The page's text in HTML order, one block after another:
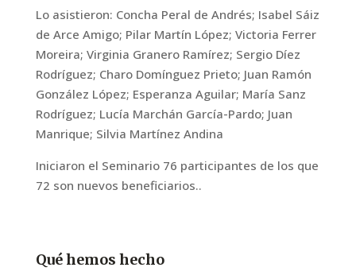
Lo asistieron: Concha Peral de Andrés; Isabel Sáiz
de Arce Amigo; Pilar Martín López; Victoria Ferrer
Moreira; Virginia Granero Ramírez; Sergio Díez
Rodríguez; Charo Domínguez Prieto; Juan Ramón
González López; Esperanza Aguilar; María Sanz
Rodríguez; Lucía Marchán García-Pardo; Juan
Manrique; Silvia Martínez Andina
Iniciaron el Seminario 76 participantes de los que
72 son nuevos beneficiarios..
Qué hemos hecho